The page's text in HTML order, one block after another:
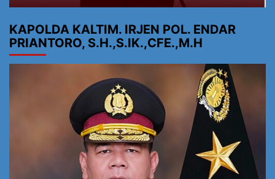
KAPOLDA KALTIM. IRJEN POL. ENDAR
PRIANTORO, S.H.,S.IK.,CFE.,M.H